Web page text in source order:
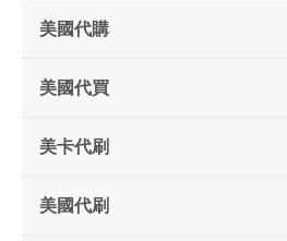
美國代購
美國代買
美卡代刷
美國代刷